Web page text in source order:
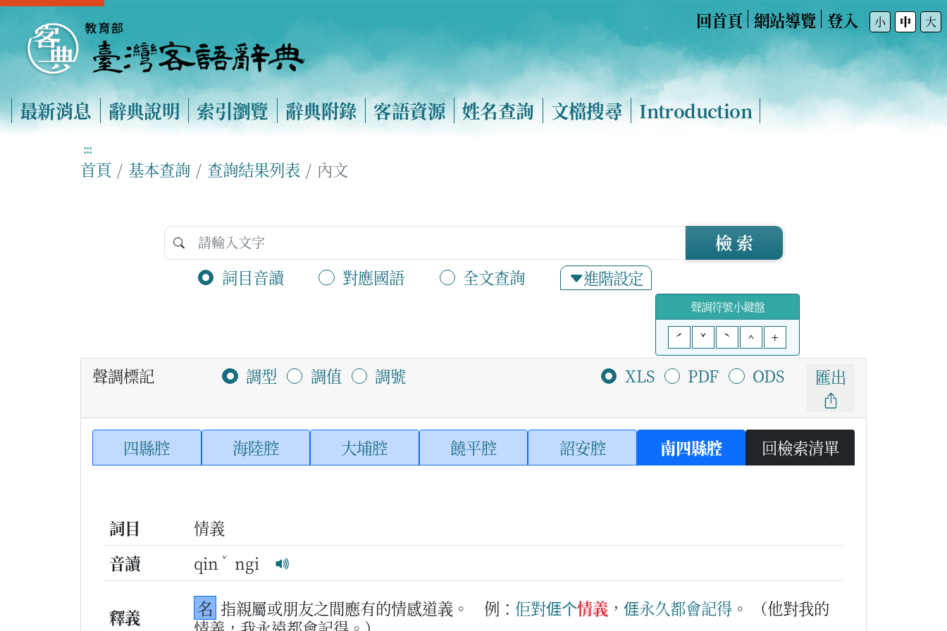
回首頁 網站導覽 登入 小 中 大
最新消息 辭典說明 索引瀏覽 辭典附錄 客語資源 姓名查詢 文檔搜尋 Introduction
:::
首頁 基本查詢 查詢結果列表 內文
詞目音讀 對應國語 全文查詢 進階設定
檢 索
聲調符號小鍵盤
ˊ
ˇ ˋ ^ +
聲調標記 調型 調值 調號 XLS PDF ODS 匯出
四縣腔 海陸腔 大埔腔 饒平腔 詔安腔 南四縣腔 回檢索清單
詞目
情義
音讀
qin ˇ ngi
釋義 名 指親屬或朋友之間應有的情感道義。 例： 佢對𠊎个情義 ， 𠊎永久都會記得 。
（他對我的